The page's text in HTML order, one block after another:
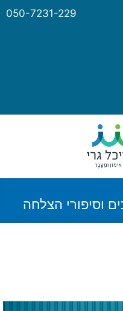
050-7231-229
וסיפורי הצלחה